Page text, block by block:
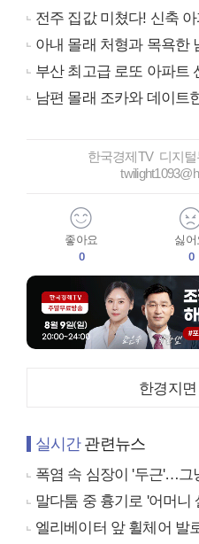
전주 집값 미쳤다! 신축
아내 몰래 처형과 목욕한
부산 최고급 로또 아파트
남편 몰래 조카와 데이트
한국경제TV 디지
좋아요
0
싫어
0
한경지
실시간관련뉴스
폭염 속 심장이 '두근'…그
말다툼 중 흉기로 '어머
엘리베이터 앞 휠체어 발